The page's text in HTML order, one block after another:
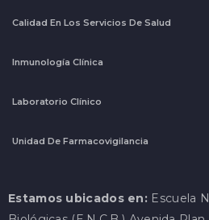
Calidad En Los Servicios De Salud
Inmunología Clínica
Laboratorio Clínico
Unidad De Farmacovigilancia
Estamos ubicados en: Escuela